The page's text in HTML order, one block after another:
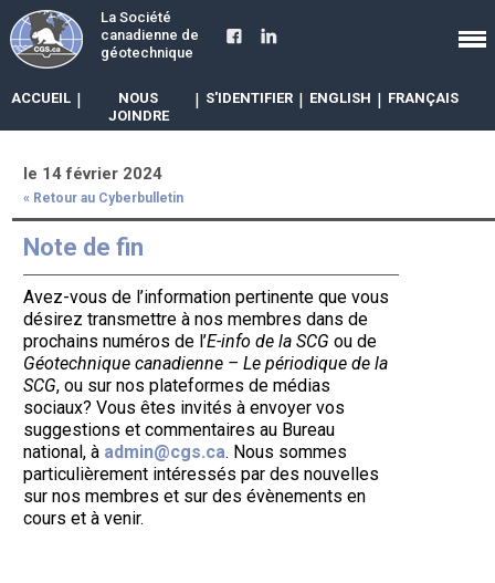
La Société
canadienne de
géotechnique
ACCUEIL |
NOUS
JOINDRE
| S'IDENTIFIER | ENGLISH | FRANÇAIS
le 14 février 2024
« Retour au Cyberbulletin
Note de fin
Avez-vous de l’information pertinente que vous
désirez transmettre à nos membres dans de
prochains numéros de l’E-info de la SCG ou de
Géotechnique canadienne – Le périodique de la
SCG, ou sur nos plateformes de médias
sociaux? Vous êtes invités à envoyer vos
suggestions et commentaires au Bureau
national, à admin@cgs.ca. Nous sommes
particulièrement intéressés par des nouvelles
sur nos membres et sur des évènements en
cours et à venir.